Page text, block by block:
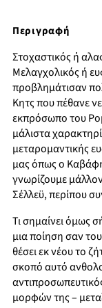
Περιγραφή
Στοχαστικός ή
Μελαγχολικός ή
προβλημάτισαν
Κητς που πέθανε
εκπρόσωπο του
μάλιστα
μεταρομαντικής
μας όπως ο
γνωρίζουμε
Σέλλεϋ, περίπου
Τι σημαίνει όμως
μια ποίηση σαν
θέσει εκ νέου το
σκοπό αυτό
μορφών της –